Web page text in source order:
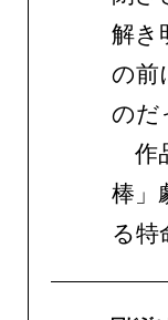
解き
の前
のだ
作
棒」
る特